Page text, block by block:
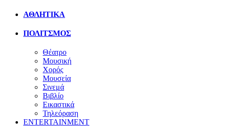
ΑΘΛΗΤΙΚΑ
ΠΟΛΙΤΣΜΟΣ
Θέατρο
Μουσική
Χορός
Μουσεία
Σινεμά
Βιβλίο
Εικαστικά
Τηλεόραση
ENTERTAINMENT